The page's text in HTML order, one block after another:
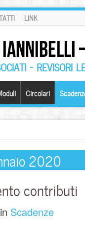
LINK
– REVISORI
Circolari
2020
contributi
in Scadenze